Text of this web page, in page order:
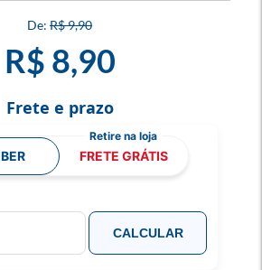
R$ 9,90
R$ 8,90
Frete e prazo
FRETE GRÁTIS
CALCULAR